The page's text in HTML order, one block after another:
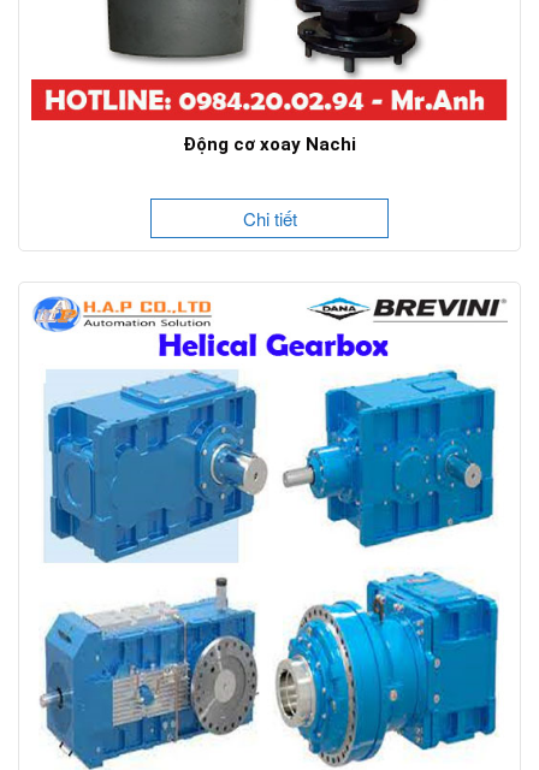
Động cơ xoay Nachi
Chi tiết